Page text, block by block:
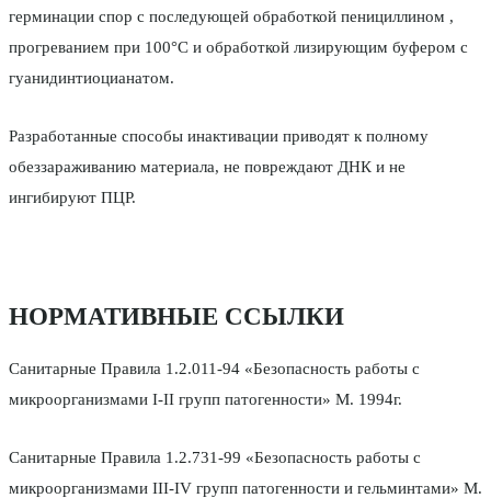
герминации спор с последующей обработкой пенициллином ,
прогреванием при 100°С и обработкой лизирующим буфером с
гуанидинтиоцианатом.
Разработанные способы инактивации приводят к полному
обеззараживанию материала, не повреждают ДНК и не
ингибируют ПЦР.
НОРМАТИВНЫЕ ССЫЛКИ
Санитарные Правила 1.2.011-94 «Безопасность работы с
микроорганизмами I-II групп патогенности» М. 1994г.
Санитарные Правила 1.2.731-99 «Безопасность работы с
микроорганизмами III-IV групп патогенности и гельминтами» М.